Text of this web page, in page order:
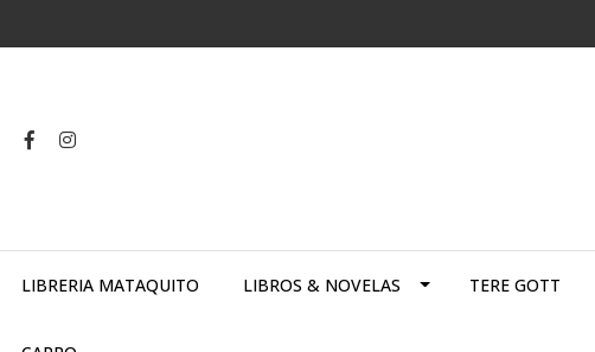
LIBRERIA MATAQUITO LIBROS & NOVELAS TERE GOTT